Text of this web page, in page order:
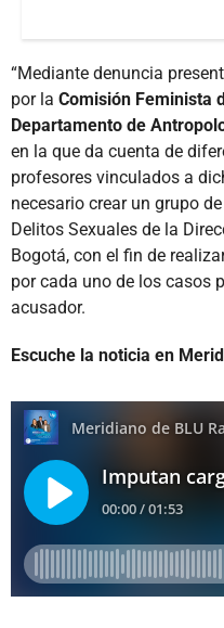
“Mediante denuncia
por la Comisión Feminista
Departamento de
en la que da cuenta de
profesores vinculados a
necesario crear un grupo
Delitos Sexuales de la
Bogotá, con el fin de
por cada uno de los casos
acusador.
Escuche la noticia en